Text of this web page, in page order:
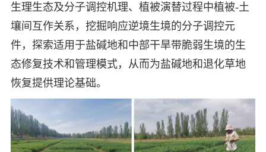
生理生态及分子调控机理、植被演替过程中植被-土
壤间互作关系，挖掘响应逆境生境的分子调控元
件，探索适用于盐碱地和中部干旱带脆弱生境的生
态修复技术和管理模式，从而为盐碱地和退化草地
恢复提供理论基础。